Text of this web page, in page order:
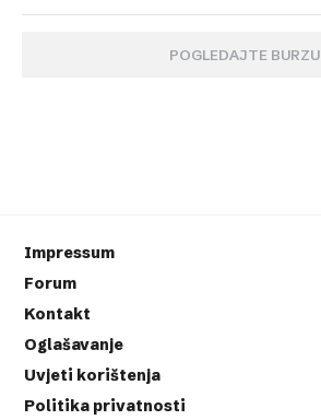
POGLEDAJTE BURZU
Impressum
Forum
Kontakt
Oglašavanje
Uvjeti korištenja
Politika privatnosti